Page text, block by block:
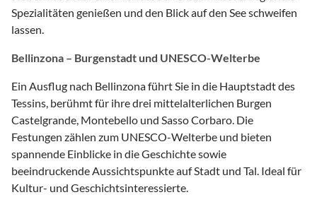
Spezialitäten genießen und den Blick auf den See schweifen
lassen.
Bellinzona – Burgenstadt und UNESCO-Welterbe
Ein Ausflug nach Bellinzona führt Sie in die Hauptstadt des
Tessins, berühmt für ihre drei mittelalterlichen Burgen
Castelgrande, Montebello und Sasso Corbaro. Die
Festungen zählen zum UNESCO-Welterbe und bieten
spannende Einblicke in die Geschichte sowie
beeindruckende Aussichtspunkte auf Stadt und Tal. Ideal für
Kultur- und Geschichtsinteressierte.